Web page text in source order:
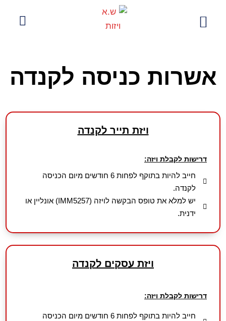
אשרות כניסה לקנדה
ויזת תייר לקנדה
דרישות לקבלת ויזה:
חייב להיות בתוקף לפחות 6 חודשים מיום הכניסה
לקנדה.
יש למלא את טופס הבקשה לויזה (IMM5257) אונליין או
ידנית.
ויזת עסקים לקנדה
דרישות לקבלת ויזה:
חייב להיות בתוקף לפחות 6 חודשים מיום הכניסה